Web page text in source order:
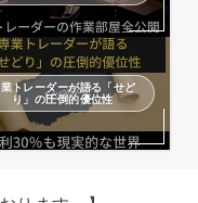
トレーダーが語る「せど
り」の圧倒的優位性